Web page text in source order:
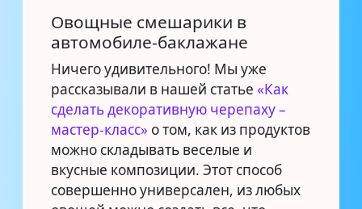
Овощные смешарики в
автомобиле-баклажане
Ничего удивительного! Мы уже
рассказывали в нашей статье «Как
сделать декоративную черепаху –
мастер-класс» о том, как из продуктов
можно складывать веселые и
вкусные композиции. Этот способ
совершенно универсален, из любых